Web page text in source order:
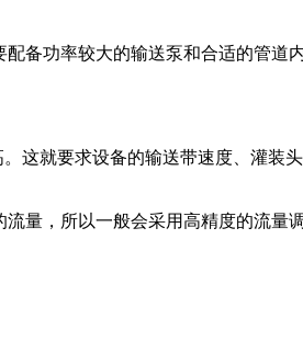
功率较大的输送泵和合适的管道
这就要求设备的输送带速度、灌装
，所以一般会采用高精度的流量